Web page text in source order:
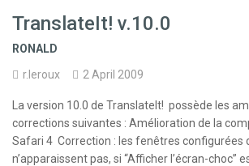
TranslateIt! v.10.0
RONALD
r.leroux
2 April 2009
La version 10.0 de TranslateIt! possède les
corrections suivantes : Amélioration de la
Safari 4 Correction : les fenêtres configurées
n’apparaissent pas, si “Afficher l’écran-choc”